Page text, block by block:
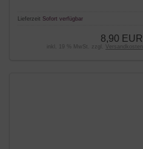
Lieferzeit Sofort verfügbar
8,90 EUR
inkl. 19 % MwSt. zzgl. Versandkosten